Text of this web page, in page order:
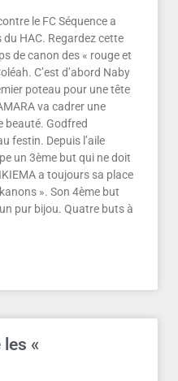
le FC Séquence a
HAC. Regardez cette
de canon des « rouge et
C’est d’abord Naby
poteau pour une tête
va cadrer une
beauté. Godfred
festin. Depuis l’aile
un 3ème but qui ne doit
a toujours sa place
». Son 4ème but
pur bijou. Quatre buts à
«